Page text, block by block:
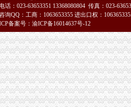
代理-重庆公司注册咨询有限公司
企业存在哪些好处-信息服务
元代办优惠活动|重庆含弘光大工商
注册营业执照代办】-中国服务网
多长时间_顶呱呱_新浪博客
销应提交资料_志趣网
|议案|董事会_凤凰财经
话：023-63653351 13368080804 传真：023-
咨询QQ：工商：1063653355 进出口权：
备案号：渝ICP备16014637号-12